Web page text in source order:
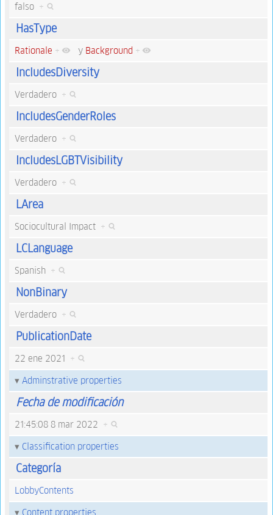
falso +
HasType
Rationale + y Background +
IncludesDiversity
Verdadero +
IncludesGenderRoles
Verdadero +
IncludesLGBTVisibility
Verdadero +
LArea
Sociocultural Impact +
LCLanguage
Spanish +
NonBinary
Verdadero +
PublicationDate
22 ene 2021 +
Adminstrative properties
Fecha de modificación
21:45:08 8 mar 2022 +
Classification properties
Categoría
LobbyContents
Content properties